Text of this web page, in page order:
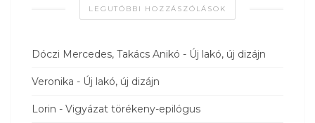
LEGUTÓBBI HOZZÁSZÓLÁSOK
Dóczi Mercedes, Takács Anikó - Új lakó, új dizájn
Veronika - Új lakó, új dizájn
Lorin - Vigyázat törékeny-epilógus